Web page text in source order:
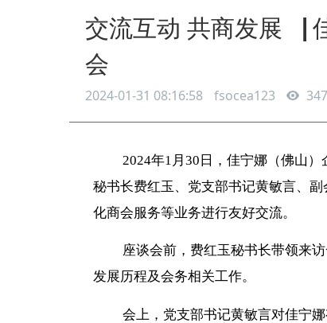
交流互动 共商发展▕
会
2024-01-31 08:16:58 fsocea123 347
2024年1月30日， 佳宁娜（佛山）
秘书长费红玉、党支部书记黄敏言、
化商会服务等业务进行友好交流。
座谈会前， 费红玉秘书长带领来
发展历程及会务相关工作。
会上，党支部书记黄敏言对佳宁